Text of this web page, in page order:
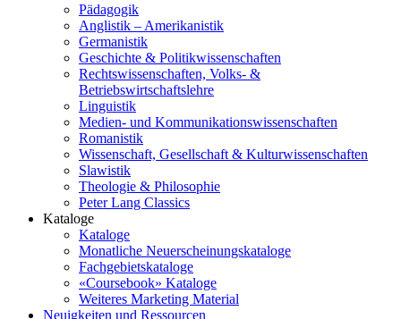
Pädagogik
Anglistik – Amerikanistik
Germanistik
Geschichte & Politikwissenschaften
Rechtswissenschaften, Volks- &
Betriebswirtschaftslehre
Linguistik
Medien- und Kommunikationswissenschaften
Romanistik
Wissenschaft, Gesellschaft & Kulturwissenschaften
Slawistik
Theologie & Philosophie
Peter Lang Classics
Kataloge
Kataloge
Monatliche Neuerscheinungskataloge
Fachgebietskataloge
«Coursebook» Kataloge
Weiteres Marketing Material
Neuigkeiten und Ressourcen